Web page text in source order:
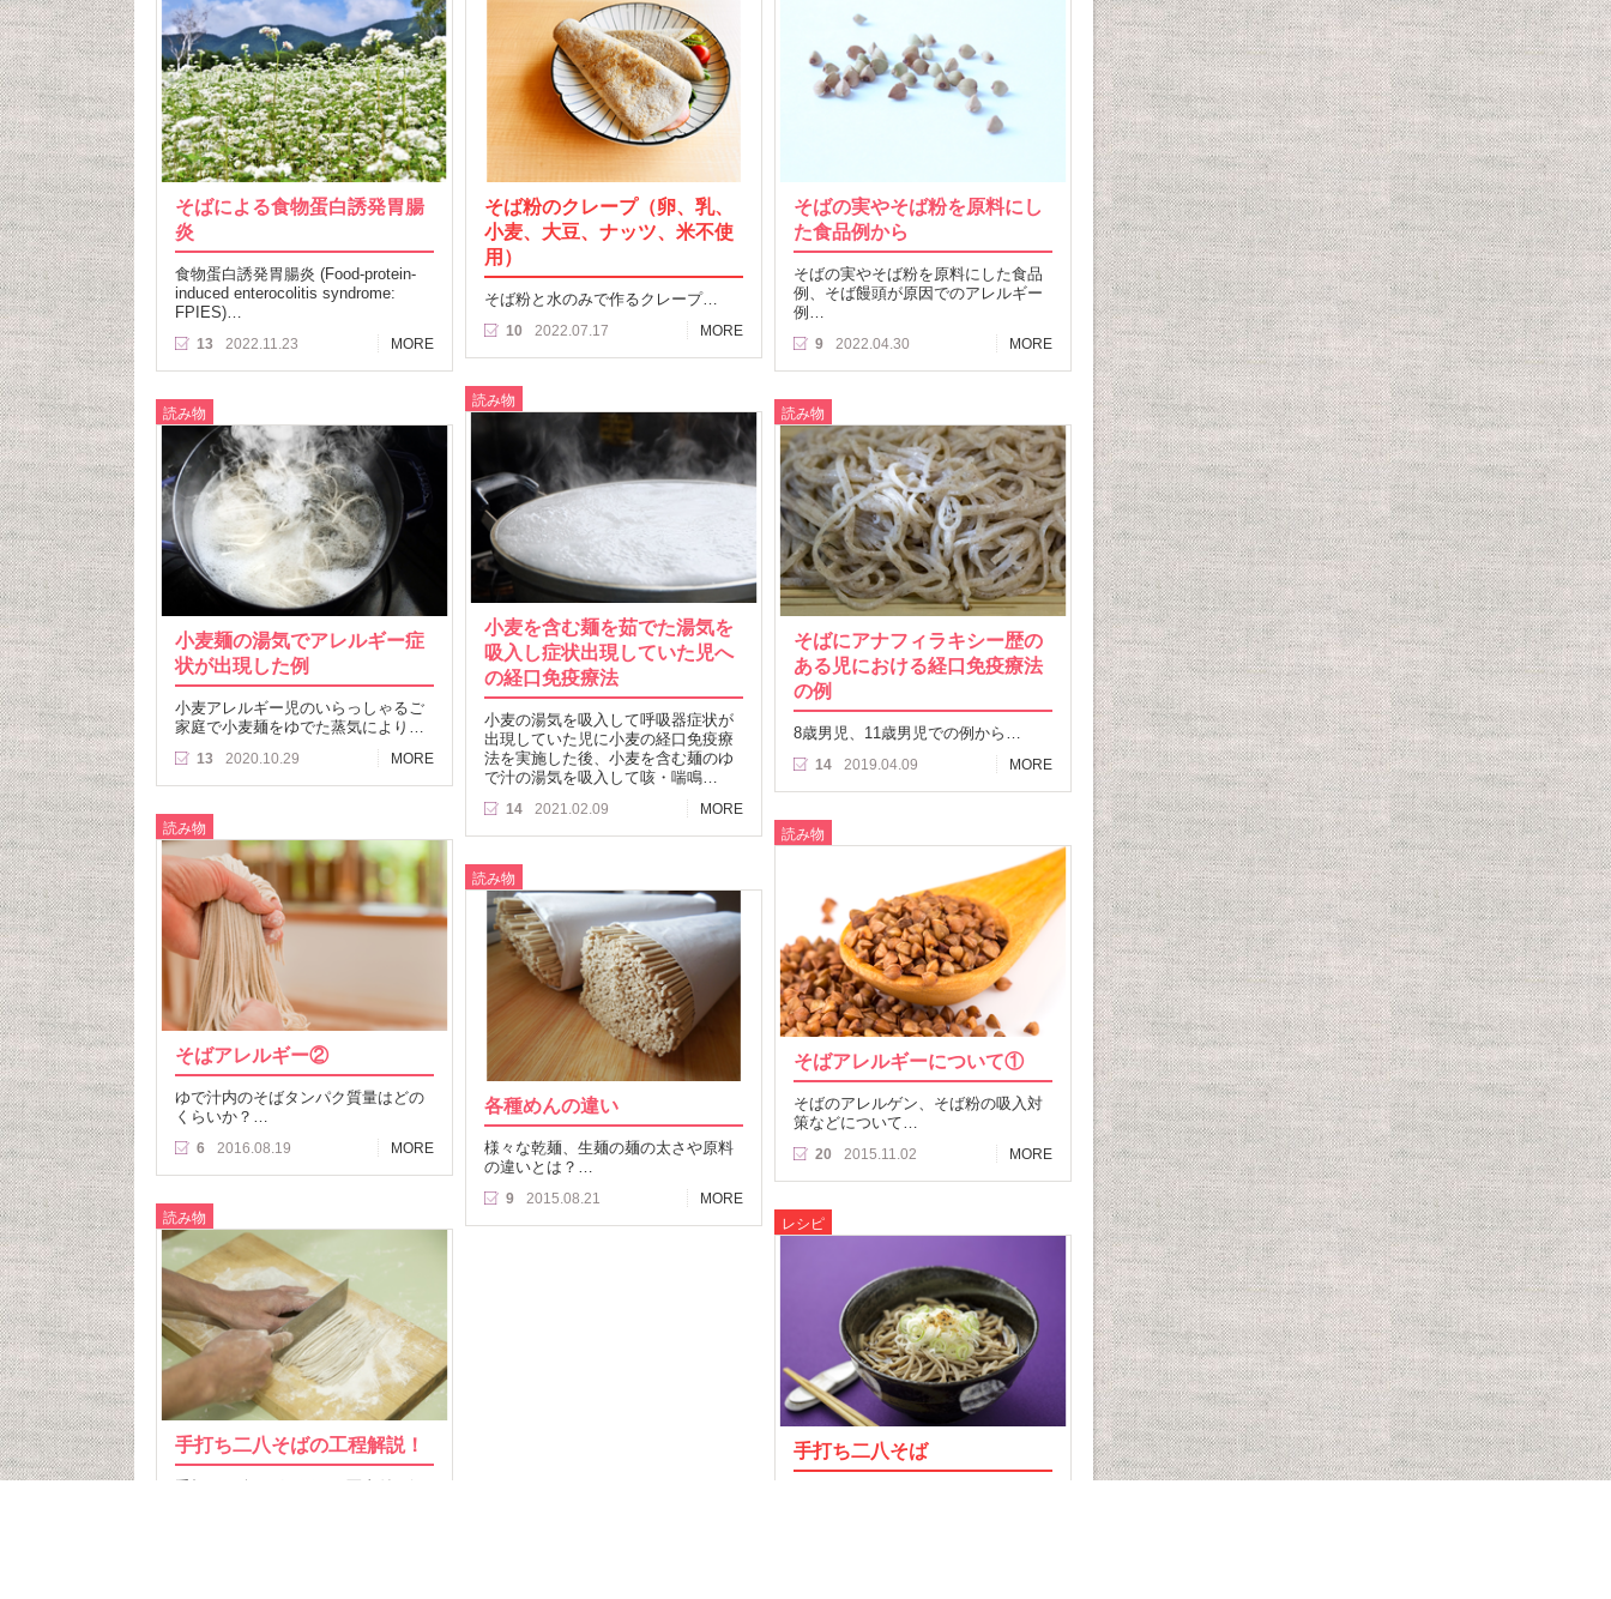
そばによる食物蛋白誘発胃腸
炎
食物蛋白誘発胃腸炎 (Food-protein-
induced enterocolitis syndrome:
FPIES)…
13 2022.11.23 MORE
そば粉のクレープ（卵、乳、
小麦、大豆、ナッツ、米不使
用）
そば粉と水のみで作るクレープ…
10 2022.07.17 MORE
そばの実やそば粉を原料にし
た食品例から
そばの実やそば粉を原料にした食品
例、そば饅頭が原因でのアレルギー
例…
9 2022.04.30 MORE
読み物
小麦を含む麺を茹でた湯気を
吸入し症状出現していた児へ
の経口免疫療法
小麦の湯気を吸入して呼吸器症状が
出現していた児に小麦の経口免疫療
法を実施した後、小麦を含む麺のゆ
で汁の湯気を吸入して咳・喘鳴…
14 2021.02.09 MORE
読み物
小麦麺の湯気でアレルギー症
状が出現した例
小麦アレルギー児のいらっしゃるご
家庭で小麦麺をゆでた蒸気により…
13 2020.10.29 MORE
読み物
そばにアナフィラキシー歴の
ある児における経口免疫療法
の例
8歳男児、11歳男児での例から…
14 2019.04.09 MORE
読み物
そばアレルギー②
ゆで汁内のそばタンパク質量はどの
くらいか？…
6 2016.08.19 MORE
読み物
そばアレルギーについて①
そばのアレルゲン、そば粉の吸入対
策などについて…
20 2015.11.02 MORE
読み物
各種めんの違い
様々な乾麺、生麺の麺の太さや原料
の違いとは？…
9 2015.08.21
MORE
読み物
手打ち二八そばの工程解説！
レシピ
手打ち二八そば